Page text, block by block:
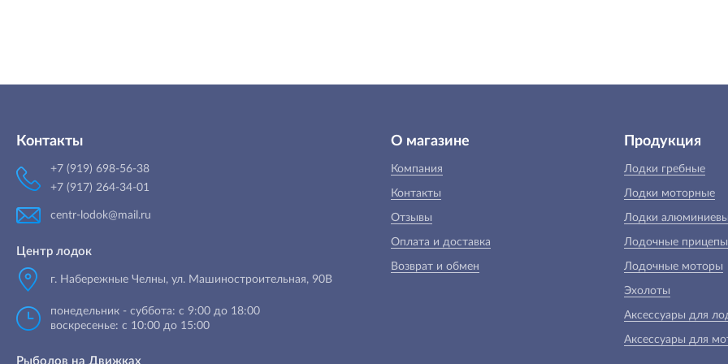
Контакты
+7 (919) 698-56-38
+7 (917) 264-34-01
centr-lodok@mail.ru
Центр лодок
г. Набережные Челны, ул. Машиностроительная, 90B
понедельник - суббота: с 9:00 до 18:00
воскресенье: с 10:00 до 15:00
Рыболов на Движках
О магазине
Компания
Контакты
Отзывы
Оплата и доставка
Возврат и обмен
Продукция
Лодки гребные
Лодки моторные
Лодки
Лодочные прицепы
Лодочные моторы
Эхолоты
Аксессуары для
Аксессуары для